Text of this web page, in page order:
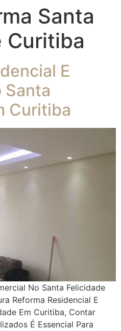
Santa
Curitiba
E
Santa
Curitiba
No Santa Felicidade
Reforma Residencial E
Em Curitiba, Contar
É Essencial Para